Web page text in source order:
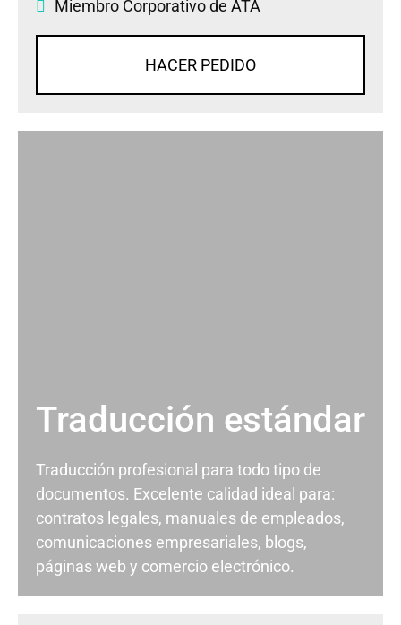
Miembro Corporativo de ATA
HACER PEDIDO
Traducción estándar
Traducción profesional para todo tipo de
documentos. Excelente calidad ideal para:
contratos legales, manuales de empleados,
comunicaciones empresariales, blogs,
páginas web y comercio electrónico.